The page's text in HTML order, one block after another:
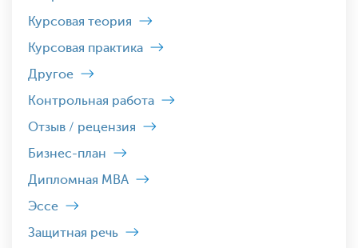
Курсовая теория
Курсовая практика
Другое
Контрольная работа
Отзыв / рецензия
Бизнес-план
Дипломная MBA
Эссе
Защитная речь